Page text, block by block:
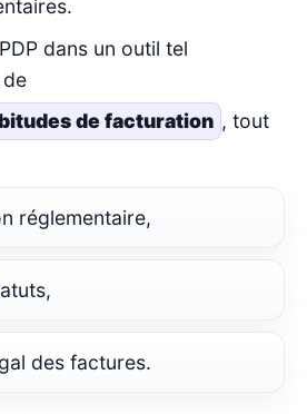
dans un outil tel
de
de facturation , tout
réglementaire,
des factures.